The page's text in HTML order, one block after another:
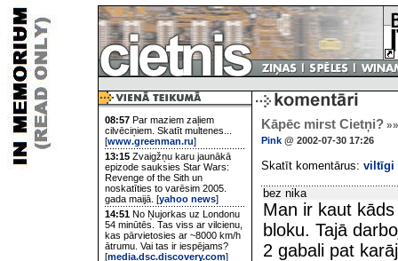
08:57 Par maziem zaļiem
cilvēciņiem. Skatīt multenes...
[www.greenman.ru]
13:15 Zvaigžņu karu jaunākā
epizode sauksies Star Wars:
Revenge of the Sith un
noskatīties to varēsim 2005.
gada maijā. [yahoo news]
14:51 No Ņujorkas uz Londonu
54 minūtēs. Tas viss ar vilcienu,
kas pārvietosies ar ~8000 km/h
ātrumu. Vai tas ir iespējams?
[media.dsc.discovery.com]
Kāpēc mirst Cietņi? »»
Pink @ 2002-07-30 17:26
Skatīt komentārus: viltīgi
bez nika
Man ir kaut
bloku. Tajā
2 gabali pat